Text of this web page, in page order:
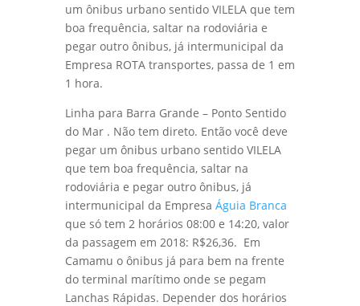
um ônibus urbano sentido VILELA que tem
boa frequência, saltar na rodoviária e
pegar outro ônibus, já intermunicipal da
Empresa ROTA transportes, passa de 1 em
1 hora.
Linha para Barra Grande – Ponto Sentido
do Mar . Não tem direto. Então você deve
pegar um ônibus urbano sentido VILELA
que tem boa frequência, saltar na
rodoviária e pegar outro ônibus, já
intermunicipal da Empresa Águia Branca
que só tem 2 horários 08:00 e 14:20, valor
da passagem em 2018: R$26,36. Em
Camamu o ônibus já para bem na frente
do terminal marítimo onde se pegam
Lanchas Rápidas. Depender dos horários